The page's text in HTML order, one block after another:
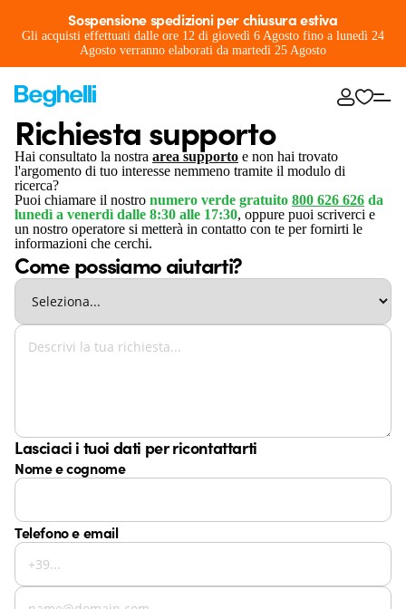
Sospensione spedizioni per chiusura estiva
Gli acquisti effettuati dalle ore 12 di giovedì 6 Agosto fino a lunedì 24
Agosto verranno elaborati da martedì 25 Agosto
Richiesta supporto
Hai consultato la nostra area supporto e non hai trovato
l'argomento di tuo interesse nemmeno tramite il modulo di
ricerca?
Puoi chiamare il nostro numero verde gratuito 800 626 626 da
lunedì a venerdì dalle 8:30 alle 17:30, oppure puoi scriverci e
un nostro operatore si metterà in contatto con te per fornirti le
informazioni che cerchi.
Come possiamo aiutarti?
Lasciaci i tuoi dati per ricontattarti
Nome e cognome
Telefono e email